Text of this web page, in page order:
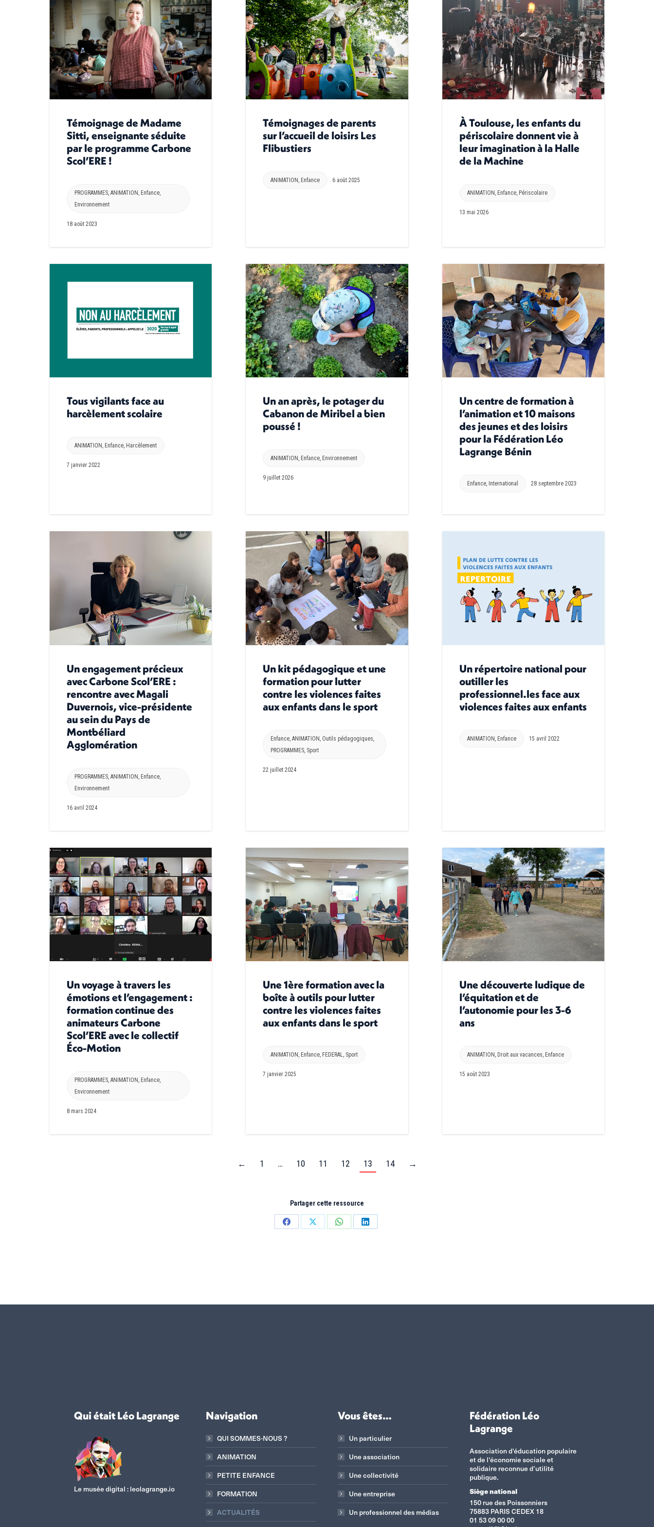
Témoignage de Madame
Sitti, enseignante séduite
par le programme Carbone
Scol’ERE !
PROGRAMMES ANIMATION Enfance
Environnement
18 août 2023
Témoignages de parents
sur l’accueil de loisirs Les
Flibustiers
ANIMATION Enfance 6 août 2025
À Toulouse, les enfants du
périscolaire donnent vie à
leur imagination à la Halle
de la Machine
ANIMATION Enfance, Périscolaire
13 mai 2026
Tous vigilants face au
harcèlement scolaire
ANIMATION , Enfance, Harcèlement
7 janvier 2022
Un an après, le potager du
Cabanon de Miribel a bien
poussé !
ANIMATION , Enfance, Environnement
9 juillet 2026
Un centre de formation à
l’animation et 10 maisons
des jeunes et des loisirs
pour la Fédération Léo
Lagrange Bénin
Enfance, International 28 septembre 2023
Un engagement précieux
avec Carbone Scol’ERE :
rencontre avec Magali
Duvernois, vice-présidente
au sein du Pays de
Montbéliard
Agglomération
PROGRAMMES ANIMATION Enfance
Environnement
16 avril 2024
Un kit pédagogique et une
formation pour lutter
contre les violences faites
aux enfants dans le sport
Enfance ,ANIMATION Outils pédagogiques
PROGRAMMES Sport
22 juillet 2024
Un répertoire national pour
outiller les
professionnel.les face aux
violences faites aux enfants
ANIMATION Enfance 15 avril 2022
Un voyage à travers les
émotions et l’engagement :
formation continue des
animateurs Carbone
Scol’ERE avec le collectif
Éco-Motion
PROGRAMMES, ANIMATION , Enfance,
Environnement
8 mars 2024
Une 1ère formation avec la
boîte à outils pour lutter
contre les violences faites
aux enfants dans le sport
ANIMATION , Enfance, FEDERAL, Sport
7 janvier 2025
Une découverte ludique de
l’équitation et de
l’autonomie pour les 3-6
ans
ANIMATION , Droit aux vacances, Enfance
15 août 2023
← 1 … 10 11 12 13 14 →
Partager cette ressource
PartagerPartagerPartagerPartager
Qui était Léo Lagrange
Le musée digital :leolagrange.io
Navigation
QUI SOMMES-NOUS ?
ANIMATION
PETITE ENFANCE
FORMATION
ACTUALITÉS
Vous êtes…
Un particulier
Une association
Une collectivité
Une entreprise
Un professionnel des médias
Fédération Léo
Lagrange
Association d'éducation populaire
et de l'économie sociale et
solidaire reconnue d’utilité
publique.
Siège national
150 rue des Poissonniers
75883 PARIS CEDEX 18
01 53 09 00 00